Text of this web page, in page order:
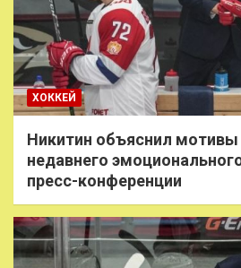
ХОККЕЙ
Никитин объяснил мотивы
недавнего
пресс-конференции